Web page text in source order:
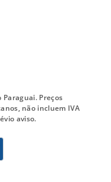
Preços
não incluem IVA
aviso.